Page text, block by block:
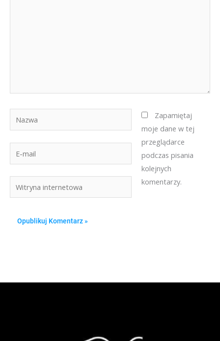
mail
internetowa
Zapamiętaj
moje dane w tej
przeglądarce
podczas pisania
kolejnych
komentarzy.